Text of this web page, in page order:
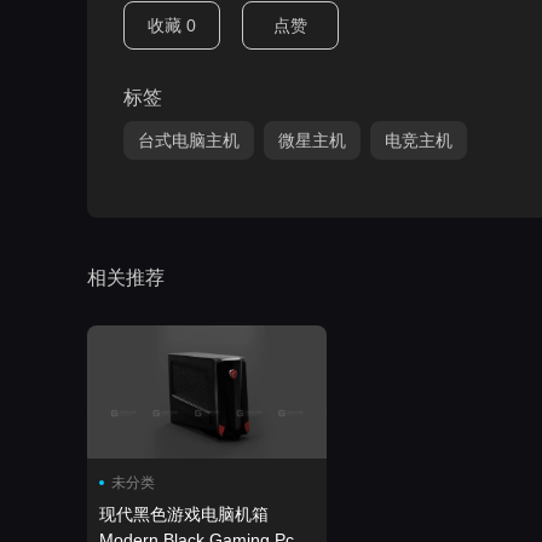
收藏 0 点赞
标签
台式电脑主机 微星主机 电竞主机
相关推荐
未分类
现代黑色游戏电脑机箱